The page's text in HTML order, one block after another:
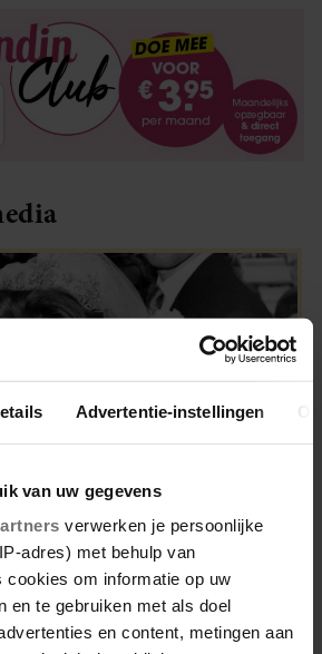
Advertentie-instellingen
van uw gegevens
verwerken je persoonlijke
adres) met behulp van
cookies om informatie op uw
en te gebruiken met als doel
en content, metingen aan
WEEKEND
Alice Wise, de royal die
de dood van haar baby